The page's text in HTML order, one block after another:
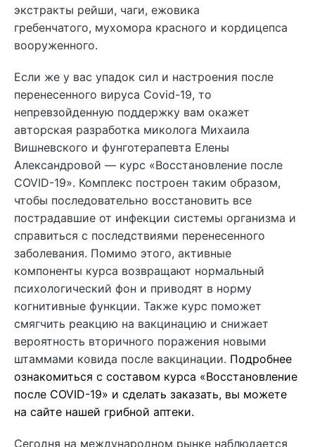
экстракты рейши, чаги, ежовика
гребенчатого, мухомора красного и кордицепса
вооруженного.
Если же у вас упадок сил и настроения после
перенесенного вируса Covid-19, то
непревзойденную поддержку вам окажет
авторская разработка миколога Михаила
Вишневского и фунготерапевта Елены
Александровой — курс «Восстановление после
COVID-19». Комплекс построен таким образом,
чтобы последовательно восстановить все
пострадавшие от инфекции системы организма и
справиться с последствиями перенесенного
заболевания. Помимо этого, активные
компоненты курса возвращают нормальный
психологический фон и приводят в норму
когнитивные функции. Также курс поможет
смягчить реакцию на вакцинацию и снижает
вероятность вторичного поражения новыми
штаммами ковида после вакцинации. Подробнее
ознакомиться с составом курса «Восстановление
после COVID-19» и сделать заказать, вы можете
на сайте нашей грибной аптеки.
Сегодня на международном рынке наблюдается